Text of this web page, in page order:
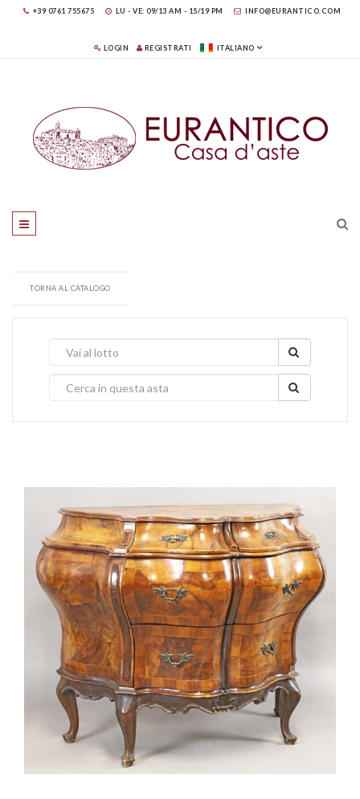
+39 0761 755675 LU - VE: 09/13 AM - 15/19 PM INFO@EURANTICO.COM
LOGIN REGISTRATI ITALIANO
TORNA AL CATALOGO